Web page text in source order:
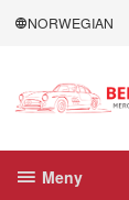
NORWEGIAN
Meny